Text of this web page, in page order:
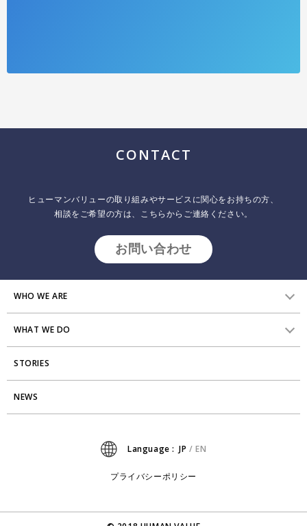
CONTACT
ヒューマンバリューの取り組みやサービスに関心をお持ちの方、
相談をご希望の方は、こちらからご連絡ください。
お問い合わせ
WHO WE ARE
HVからのメッセージ
研究員紹介
アクセス
WHAT WE DO
組織変革
エンゲージメント向上支援
STORIES
Stories
NEWS
Language : JP /EN
プライバシーポリシー